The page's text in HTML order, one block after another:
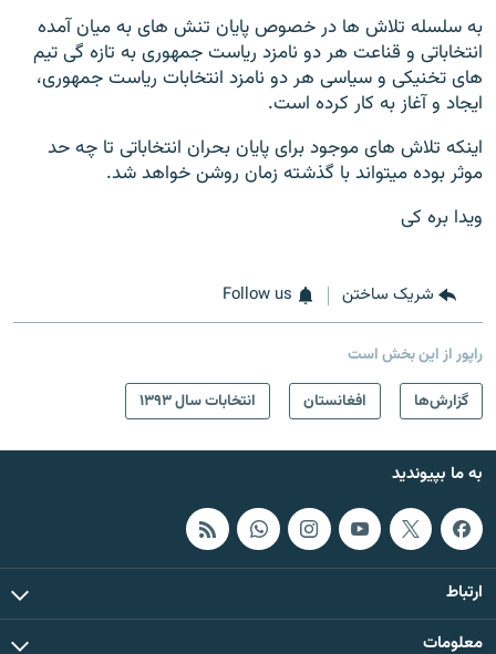
به سلسله تلاش ها در خصوص پایان تنش های به میان آمده
انتخاباتی و قناعت هر دو نامزد ریاست جمهوری به تازه گی تيم
های تخنيكی و سياسی هر دو نامزد انتخابات ریاست جمهوری،
ایجاد و آغاز به کار کرده است.
اینکه تلاش های موجود برای پایان بحران انتخاباتی تا چه حد
موثر بوده میتواند با گذشته زمان روشن خواهد شد.
ویدا بره کی
شریک ساختن Follow us
راپور از این بخش است
گزارش‌ها
افغانستان انتخابات سال ۱۳۹۳
به ما بپیوندید
ارتباط
معلومات